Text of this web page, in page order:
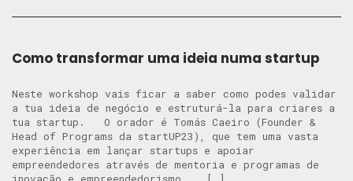
Como transformar uma ideia numa startup
Neste workshop vais ficar a saber como podes validar
a tua ideia de negócio e estruturá-la para criares a
tua startup. O orador é Tomás Caeiro (Founder &
Head of Programs da startUP23), que tem uma vasta
experiência em lançar startups e apoiar
empreendedores através de mentoria e programas de